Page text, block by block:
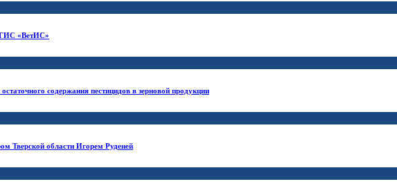
«ВетИС»
содержания пестицидов в зерновой продукции
Тверской области Игорем Руденей